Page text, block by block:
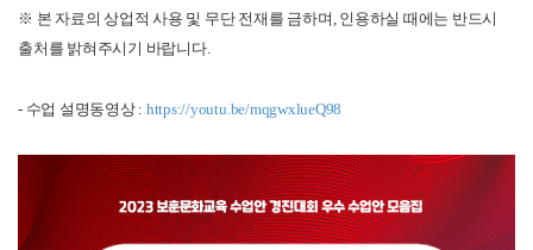
※ 본 자료의 상업적 사용 및 무단 전재를 금하며, 인용하실 때에는 반드시
출처를 밝혀주시기 바랍니다.
- 수업 설명동영상 : https://youtu.be/mqgwxlueQ98